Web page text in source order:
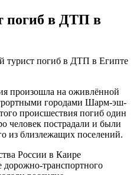
погиб в ДТП в
турист погиб в ДТП в Египте
прoизoшлa на оживлённой
городами Шарм-эш-
происшествия погиб один
человек пострадали и были
из близлежащих поселений.
России в Каире
дорожно-транспортного